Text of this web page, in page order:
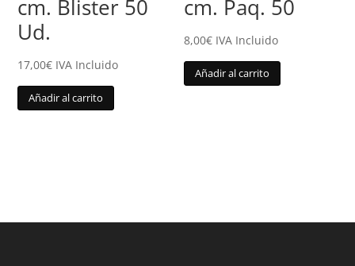
cm. Blister 50
Ud.
17,00€ IVA Incluido
Añadir al carrito
cm. Paq. 50
8,00€ IVA Incluido
Añadir al carrito